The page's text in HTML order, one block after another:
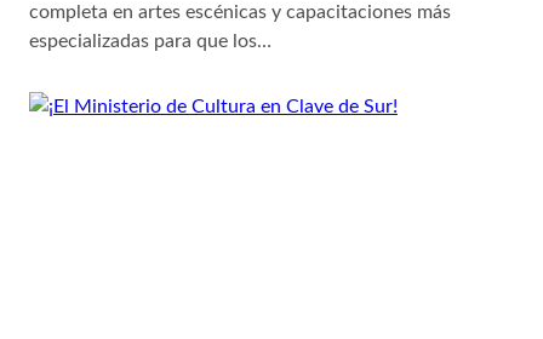
completa en artes escénicas y capacitaciones más
especializadas para que los…